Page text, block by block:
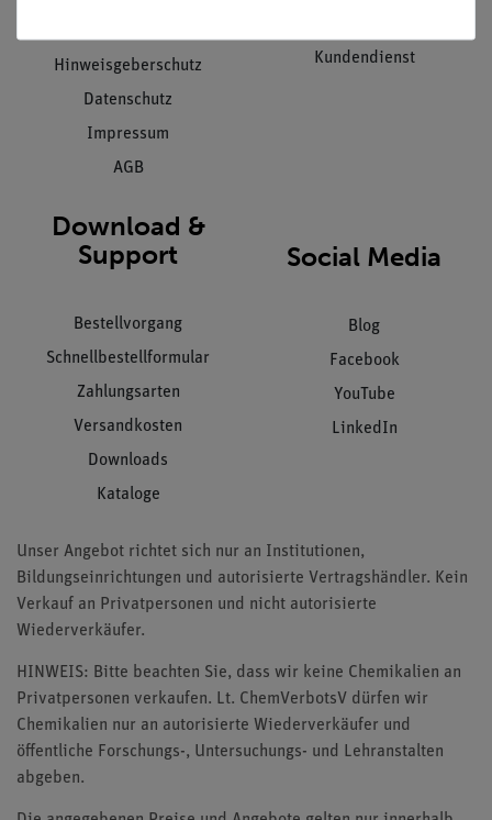
Hinweisgeberschutz
Datenschutz
Impressum
AGB
Kundendienst
Download &
Support
Bestellvorgang
Schnellbestellformular
Zahlungsarten
Versandkosten
Downloads
Kataloge
Social Media
Blog
Facebook
YouTube
LinkedIn
Unser Angebot richtet sich nur an Institutionen,
Bildungseinrichtungen und autorisierte Vertragshändler. Kein
Verkauf an Privatpersonen und nicht autorisierte
Wiederverkäufer.
HINWEIS: Bitte beachten Sie, dass wir keine Chemikalien an
Privatpersonen verkaufen. Lt. ChemVerbotsV dürfen wir
Chemikalien nur an autorisierte Wiederverkäufer und
öffentliche Forschungs-, Untersuchungs- und Lehranstalten
abgeben.